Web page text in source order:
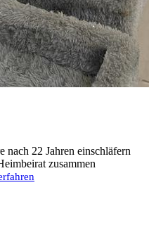
nach 22 Jahren einschläfern
zusammen